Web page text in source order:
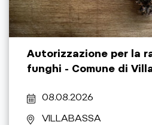
Autorizzazione per la
funghi - Comune di
08.08.2026
VILLABASSA